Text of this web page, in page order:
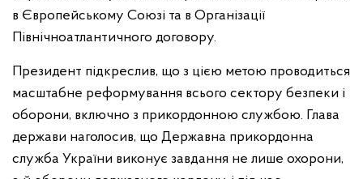
в Європейському Союзі та в Організації
Північноатлантичного договору.
Президент підкреслив, що з цією метою проводиться
масштабне реформування всього сектору безпеки і
оборони, включно з прикордонною службою. Глава
держави наголосив, що Державна прикордонна
служба України виконує завдання не лише охорони,